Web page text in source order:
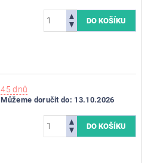
45 dnů
Můžeme doručit do: 13.10.2026